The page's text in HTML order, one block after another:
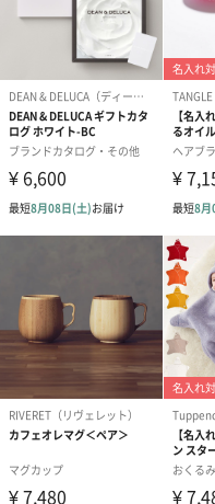
アールグレイ（HAPPY
BIRTHDAY TO YOU）
（660円）
スイーツを同梱してお届
です。